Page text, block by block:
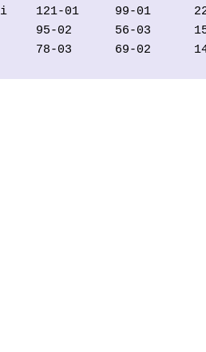
121-01     99-01
95-02      56-03
78-03      69-02